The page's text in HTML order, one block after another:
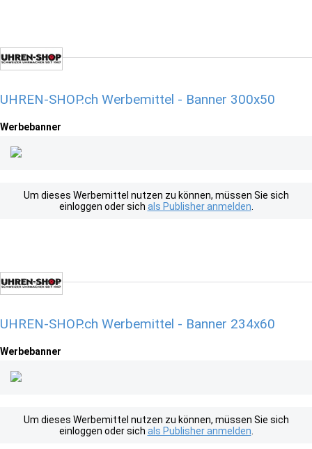
UHREN-SHOP.ch Werbemittel - Banner 300x50
Werbebanner
Um dieses Werbemittel nutzen zu können, müssen Sie sich
einloggen oder sich als Publisher anmelden
UHREN-SHOP.ch Werbemittel - Banner 234x60
Werbebanner
Um dieses Werbemittel nutzen zu können, müssen Sie sich
einloggen oder sich als Publisher anmelden